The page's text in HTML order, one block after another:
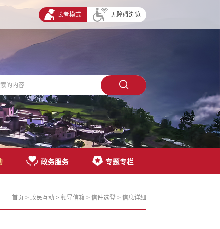
长者模式 无障碍浏览
政务服务 专题专栏
首页 > 政民互动 > 领导信箱 > 信件选登 > 信息详细